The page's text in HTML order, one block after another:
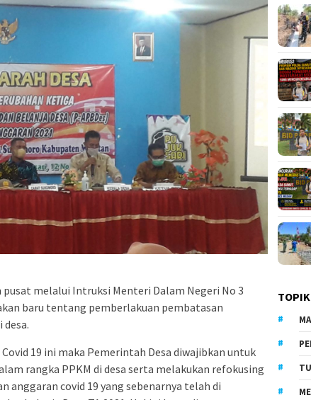
pusat melalui Intruksi Menteri Dalam Negeri No 3
baru tentang pemberlakuan pembatasan
19 ini maka Pemerintah Desa diwajibkan untuk
rangka PPKM di desa serta melakukan refokusing
anggaran covid 19 yang sebenarnya telah di